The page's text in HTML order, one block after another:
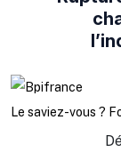
Le saviez-vous ?